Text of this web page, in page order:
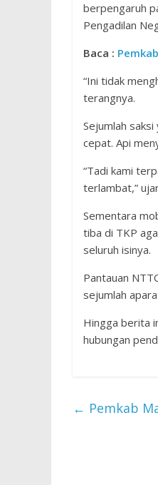
berpengaruh
Pengadilan
Baca :
“Ini tidak
terangnya.
Sejumlah
cepat. Api
“Tadi kami
terlambat,”
Sementara
tiba di TKP
seluruh isinya.
Pantauan
sejumlah
Hingga berita
hubungan
← Pemkab